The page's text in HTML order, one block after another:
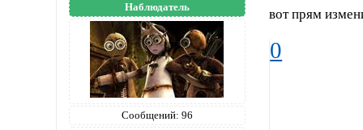
Наблюдатель
Сообщений: 96
вот прям
0